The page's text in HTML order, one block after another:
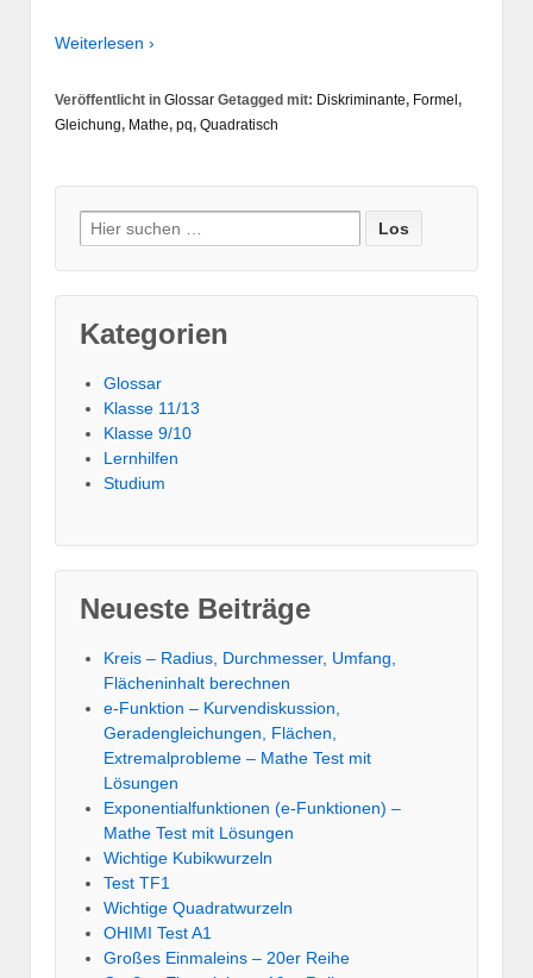
Weiterlesen ›
Veröffentlicht in Glossar Getagged mit: Diskriminante, Formel,
Gleichung, Mathe, pq, Quadratisch
Suche nach:
Kategorien
Glossar
Klasse 11/13
Klasse 9/10
Lernhilfen
Studium
Neueste Beiträge
Kreis – Radius, Durchmesser, Umfang,
Flächeninhalt berechnen
e-Funktion – Kurvendiskussion,
Geradengleichungen, Flächen,
Extremalprobleme – Mathe Test mit
Lösungen
Exponentialfunktionen (e-Funktionen) –
Mathe Test mit Lösungen
Wichtige Kubikwurzeln
Test TF1
Wichtige Quadratwurzeln
OHIMI Test A1
Großes Einmaleins – 20er Reihe